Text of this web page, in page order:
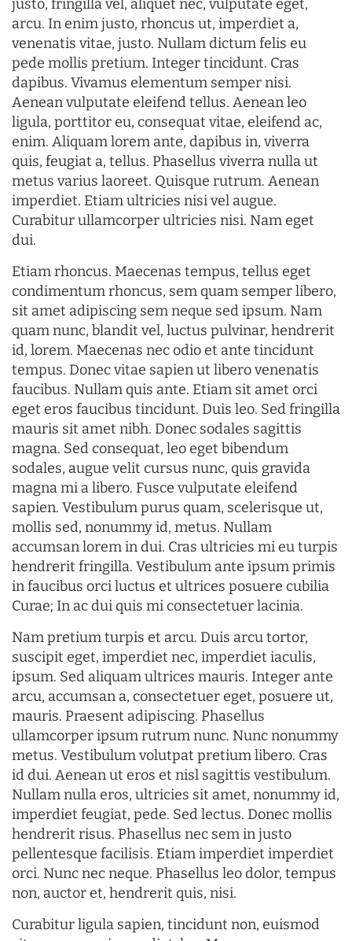
justo, fringilla vel, aliquet nec, vulputate eget,
arcu. In enim justo, rhoncus ut, imperdiet a,
venenatis vitae, justo. Nullam dictum felis eu
pede mollis pretium. Integer tincidunt. Cras
dapibus. Vivamus elementum semper nisi.
Aenean vulputate eleifend tellus. Aenean leo
ligula, porttitor eu, consequat vitae, eleifend ac,
enim. Aliquam lorem ante, dapibus in, viverra
quis, feugiat a, tellus. Phasellus viverra nulla ut
metus varius laoreet. Quisque rutrum. Aenean
imperdiet. Etiam ultricies nisi vel augue.
Curabitur ullamcorper ultricies nisi. Nam eget
dui.
Etiam rhoncus. Maecenas tempus, tellus eget
condimentum rhoncus, sem quam semper libero,
sit amet adipiscing sem neque sed ipsum. Nam
quam nunc, blandit vel, luctus pulvinar, hendrerit
id, lorem. Maecenas nec odio et ante tincidunt
tempus. Donec vitae sapien ut libero venenatis
faucibus. Nullam quis ante. Etiam sit amet orci
eget eros faucibus tincidunt. Duis leo. Sed fringilla
mauris sit amet nibh. Donec sodales sagittis
magna. Sed consequat, leo eget bibendum
sodales, augue velit cursus nunc, quis gravida
magna mi a libero. Fusce vulputate eleifend
sapien. Vestibulum purus quam, scelerisque ut,
mollis sed, nonummy id, metus. Nullam
accumsan lorem in dui. Cras ultricies mi eu turpis
hendrerit fringilla. Vestibulum ante ipsum primis
in faucibus orci luctus et ultrices posuere cubilia
Curae; In ac dui quis mi consectetuer lacinia.
Nam pretium turpis et arcu. Duis arcu tortor,
suscipit eget, imperdiet nec, imperdiet iaculis,
ipsum. Sed aliquam ultrices mauris. Integer ante
arcu, accumsan a, consectetuer eget, posuere ut,
mauris. Praesent adipiscing. Phasellus
ullamcorper ipsum rutrum nunc. Nunc nonummy
metus. Vestibulum volutpat pretium libero. Cras
id dui. Aenean ut eros et nisl sagittis vestibulum.
Nullam nulla eros, ultricies sit amet, nonummy id,
imperdiet feugiat, pede. Sed lectus. Donec mollis
hendrerit risus. Phasellus nec sem in justo
pellentesque facilisis. Etiam imperdiet imperdiet
orci. Nunc nec neque. Phasellus leo dolor, tempus
non, auctor et, hendrerit quis, nisi.
Curabitur ligula sapien, tincidunt non, euismod